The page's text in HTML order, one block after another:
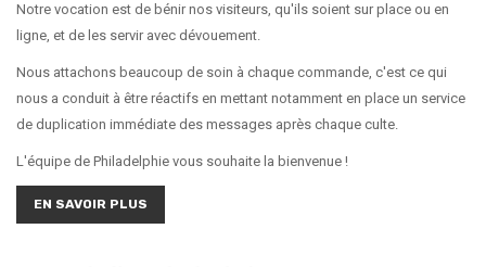
Notre vocation est de bénir nos visiteurs, qu'ils soient sur place ou en
ligne, et de les servir avec dévouement.
Nous attachons beaucoup de soin à chaque commande, c'est ce qui
nous a conduit à être réactifs en mettant notamment en place un service
de duplication immédiate des messages après chaque culte.
L'équipe de Philadelphie vous souhaite la bienvenue !
EN SAVOIR PLUS